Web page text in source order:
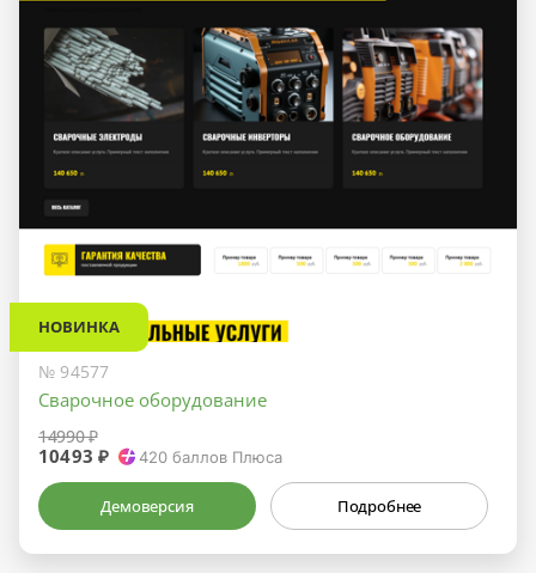
НОВИНКА
№ 94577
Сварочное оборудование
14990 ₽
10493 ₽ 420 баллов Плюса
Демоверсия Подробнее